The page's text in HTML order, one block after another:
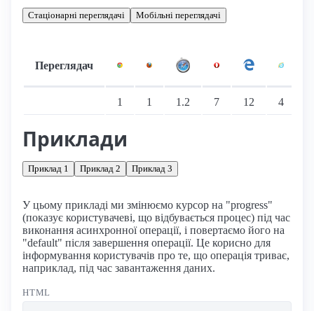
Стаціонарні переглядачі Мобільні переглядачі
Переглядач
1 1 1.2 7 12 4
Приклади
Приклад 1 Приклад 2 Приклад 3
У цьому прикладі ми змінюємо курсор на "progress"
(показує користувачеві, що відбувається процес) під час
виконання асинхронної операції, і повертаємо його на
"default" після завершення операції. Це корисно для
інформування користувачів про те, що операція триває,
наприклад, під час завантаження даних.
HTML